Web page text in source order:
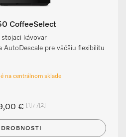
CoffeeSelect
stojaci kávovar
AutoDescale pre väčšiu flexibilitu
na centrálnom sklade
€ [1] / [2]